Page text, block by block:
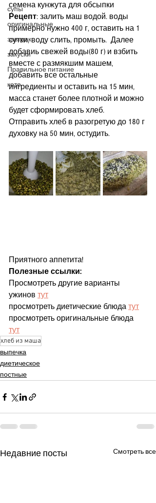
супы
оригинальные
завтрак
закуски
Правильное питание
кето
семена кунжута для обсыпки
Рецепт: залить маш водой. воды
примерно нужно 400 г, оставить на 1
сутки, воду слить, промыть.  Далее
добавиь свежей воды(80 г) и взбить
вместе с размякшим машем,
добавить все остальные
ингредиенты и оставить на 15 мин,
масса станет более плотной и можно
будет сформировать хлеб.
Отправить хлеб в разогретую до 180 г
духовку на 50 мин, остудить.
Приятного аппетита!
Полезные ссылки:
Просмотреть другие варианты
ужинов тут
просмотреть диетические блюда тут
просмотреть оригинальные блюда
тут
хлеб из маша
выпечка
диетическое
постные
Недавние посты Смотреть все